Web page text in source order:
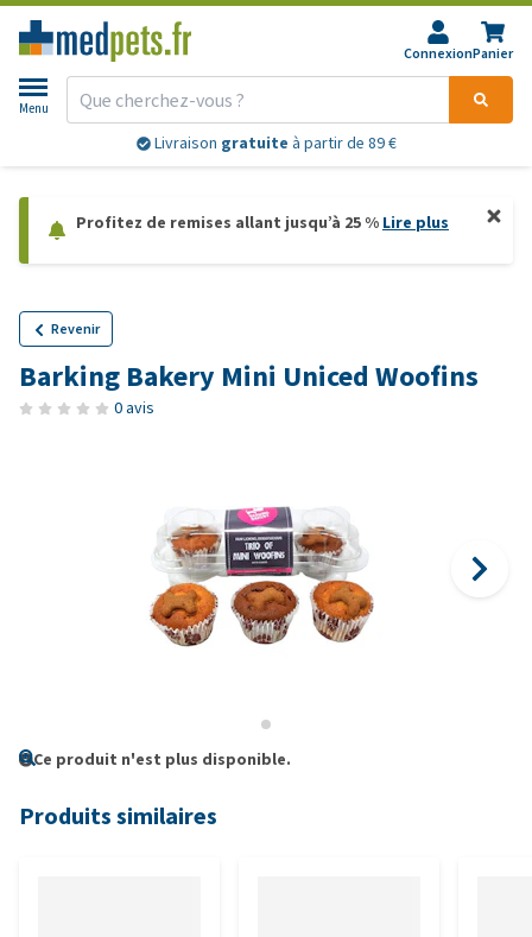
ConnexionPanier
Menu
Livraison gratuite à partir de 89 €
Profitez de remises allant jusqu’à 25 % Lire plus
Revenir
Barking Bakery Mini Uniced Woofins
0 avis
Ce produit n'est plus disponible.
Produits similaires